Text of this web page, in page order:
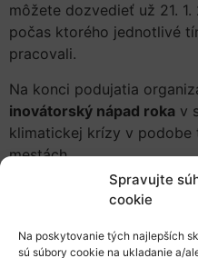
Spravujte
cookie
Na poskytovanie tých najlepších
sú súbory cookie na ukladanie a/
môžete dozvedieť už 21.
počas ktorého jednotlivé
pracovali.
Na konci podujatia
inovátorský nápad roka v
klimatickej krízy v podobe
mestách.
Projekty bude hodnotiť
Chart, podnikateľka v